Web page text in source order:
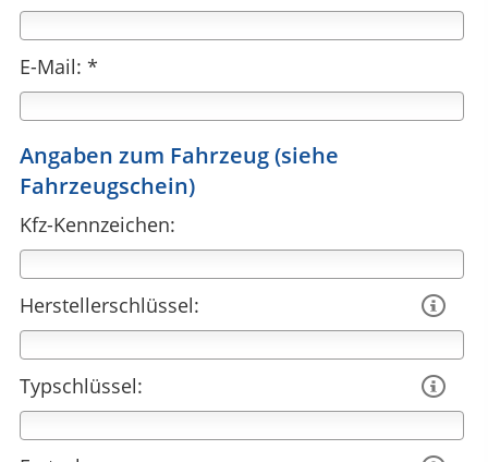
E-Mail: *
Angaben zum Fahrzeug (siehe
Fahrzeugschein)
Kfz-Kennzeichen:
Herstellerschlüssel: 
Typschlüssel: 